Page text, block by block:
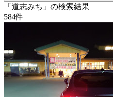
「道志みち」の検索結果
584件